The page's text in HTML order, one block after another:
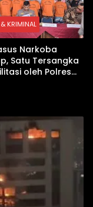
KRIMINAL
Narkoba
Satu Tersangka
oleh Polres